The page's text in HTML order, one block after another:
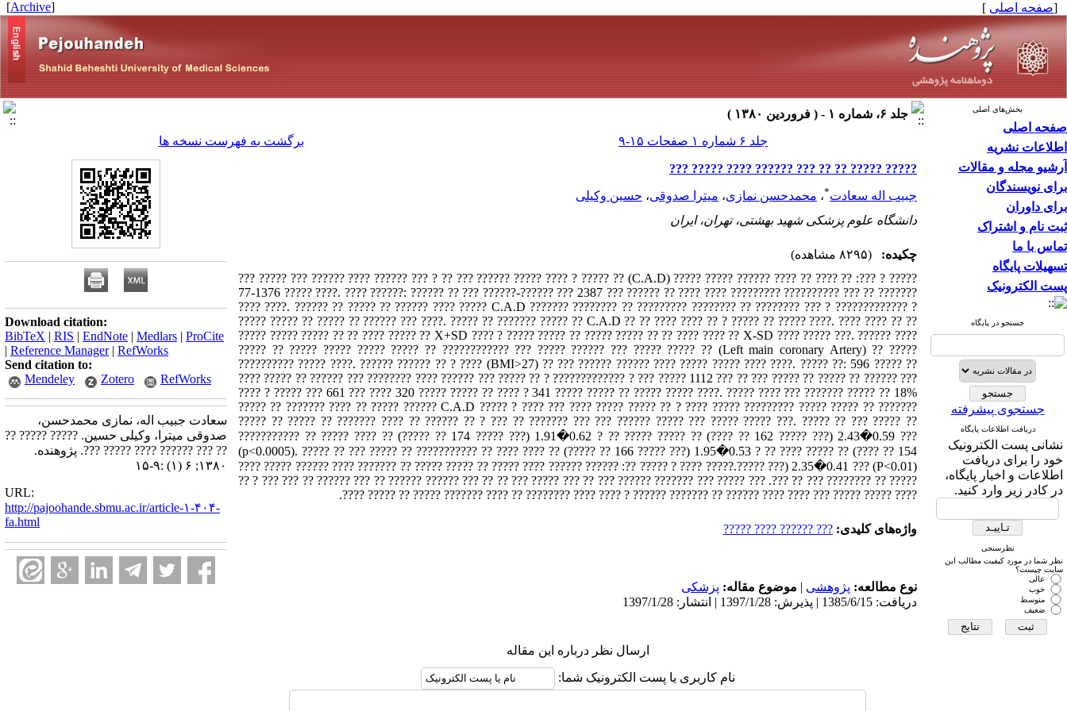
[صفحه اصلی ]
[
Archive
]
بخش‌های اصلی
صفحه اصلی
اطلاعات نشریه
آرشیو مجله و مقالات
برای نویسندگان
برای داوران
ثبت نام و اشتراک
تماس با ما
تسهیلات پایگاه
پست الکترونیک
جستجو در پایگاه
جستجوی پیشرفته
دریافت اطلاعات پایگاه
نشانی پست الکترونیک
خود را برای دریافت
اطلاعات و اخبار پایگاه،
در کادر زیر وارد کنید.
نظرسنجی
نظر شما در مورد کیفیت مطالب این
سایت چیست؟
عالی
خوب
متوسط
ضعیف
جلد ۶، شماره ۱ - ( فروردين ۱۳۸۰ )
جلد ۶ شماره ۱ صفحات ۱۵-۹
برگشت به فهرست نسخه ها
????? ????? ?? ?? ??? ?????? ???? ????? ???
جبیب اله سعادت*، محمدحسن نمازی، میترا صدوقی، حسین وکیلی
دانشگاه علوم پزشکی شهید بهشتی، تهران، ایران
چکیده:
(۸۲۹۵ مشاهده)
????? ? ???: ?? ???? ?? ???? ?????? ????? ????? (C.A.D) ?? ????? ? ???? ????? ?????? ??? ?? ? ??? ?????? ???? ?????? ??? ????? ???
??????? ?? ??? ?????????? ????????? ???? ???? ?? ?????? 77-1376 ????? ????. ???? ??????: ?????? ?? ??? ??????-?????? ??? 2387 ???
???? ????. ?????? ?? ????? ?? ?????? ???? ????? C.A.D ??????? ???????? ?? ????????? ???????? ?? ???????? ??? ? ????????????? ?
????? ????? ?? ????? ?? ?????? ??? ????. ????? ?? ??????? ????? ?? C.A.D ?? ?? ???? ???? ?? ? ????? ?? ????? ????. ???? ???? ?? ??
????? ????? ????? ?? ?? ???? ????? ?? X+SD ???? ? ????? ????? ?? ????? ????? ?? ?? ???? ???? ?? X-SD ???? ????? ???. ?????? ????
????? ?? ????? ????? ????? ????? ?? ???????????? ??? ????? ?????? ??? ????? ????? ?? (Left main coronary Artery) ?? ?????
?????????? ????? ????. ?????? ?????? ?? ? ???? (BMI>27) ?? ??? ?????? ?????? ???? ????? ????? ???? ????. ????? ??: 596 ????? ??
???? ????? ?? ?????? ??? ???????? ???? ?????? ??? ????? ?? ? ????????????? ? ??? ????? 1112 ??? ?? ??? ????? ?? ????? ?? ?????? ???
???? ? ????? ??? 661 ??? ???? 320 ????? ????? ?? ???? ? 341 ????? ????? ?? ????? ????? ????. ????? ???? ??? ??????? ????? ?? 18%
????? ?? ??????? ???? ?? ????? ?????? C.A.D ????? ? ???? ??? ???? ????? ????? ?? ? ???? ????? ????????? ????? ????? ?? ???????
????? ?? ????? ?? ??????? ???? ?? ?????? ?? ? ??? ?? ??????? ??? ??? ?????? ????? ??? ????? ????? ???. ????? ?? ??? ????? ??
??????????? ?? ????? ???? ?? (????? ?? 174 ????? ???) 1.91�0.62 ? ?? ????? ????? ?? (???? ?? 162 ????? ???) 2.43�0.59 ???
(p<0.0005). ????? ?? ??? ????? ?? ??????????? ?? ???? ???? ?? (????? ?? 166 ????? ???) 1.95�0.53 ? ?? ???? ????? ?? (???? ?? 154
????? ???) 2.35�0.41 ??? (P<0.01).????? ???? ? ????? ??: ?????? ?????? ???? ????? ?? ????? ????? ?? ??????? ???? ?????? ????? ????
????? ?? ???????? ??? ?? ???. ??? ????? ??? ??????? ?????? ??? ?? ??? ????? ??? ?? ?? ??? ?????? ?????? ?? ??? ?????? ?? ??? ??? ? ??
???? ????? ????? ??? ???? ???? ?????? ?? ??????? ?????? ? ???? ???? ???????? ?? ???? ??????? ????? ?? ????? ????.
واژه‌های کلیدی: ??? ?????? ???? ?????
نوع مطالعه: پژوهشی | موضوع مقاله: پزشکی
دریافت: 1385/6/15 | پذیرش: 1397/1/28 | انتشار: 1397/1/28
ارسال نظر درباره این مقاله
نام کاربری یا پست الکترونیک شما:
Download citation:
BibTeX | RIS | EndNote | Medlars | ProCite
| Reference Manager| RefWorks
Send citation to:
Mendeley
Zotero RefWorks
سعادت جبیب اله، نمازی محمدحسن،
صدوقی میترا، وکیلی حسین. ????? ????? ??
?? ??? ?????? ???? ????? ???. پژوهنده.
۱۳۸۰; ۶ (۱) :۹-۱۵
URL:
http://pajoohande.sbmu.ac.ir/article-۱-۴۰۴-
fa.html